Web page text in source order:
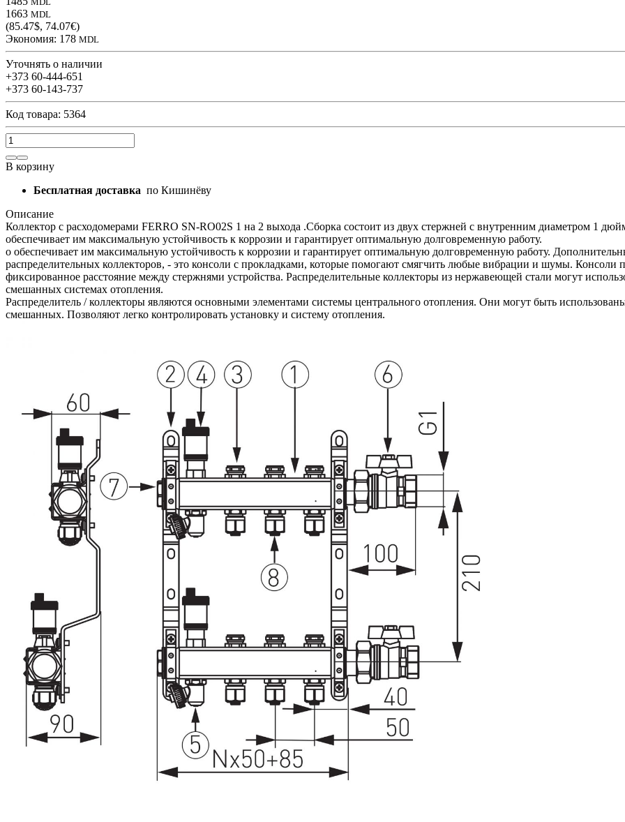
1663 MDL
(85.47$, 74.07€)
Экономия: 178 MDL
Уточнять о наличии
+373 60-444-651
+373 60-143-737
Код товара: 5364
В корзину
Бесплатная доставка по Кишинёву
Описание
Коллектор с расходомерами FERRO SN-RO02S 1 на 2 выхода .Сборка состоит из двух стержней с внутренним диаметром 1
обеспечивает им максимальную устойчивость к коррозии и гарантирует оптимальную долговременную работу.
о обеспечивает им максимальную устойчивость к коррозии и гарантирует оптимальную долговременную работу.
распределительных коллекторов, - это консоли с прокладками, которые помогают смягчить любые вибрации и шумы. Консоли
фиксированное расстояние между стержнями устройства. Распределительные коллекторы из нержавеющей стали могут
смешанных системах отопления.
Распределитель / коллекторы являются основными элементами системы центрального отопления. Они могут быть
смешанных. Позволяют легко контролировать установку и систему отопления.